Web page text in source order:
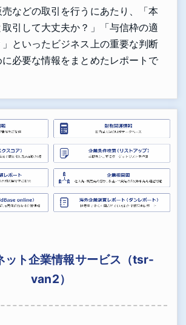
などの取引を行うにあたり、「本
引して大丈夫か？」「与信枠の適
といったビジネス上の重要な判断
必要な情報をまとめたレポートで
ット企業情報サービス（tsr-
van2）